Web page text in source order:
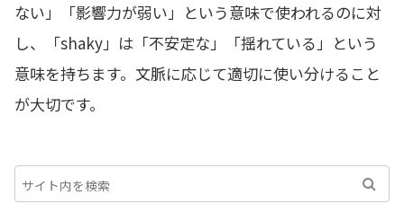
ない」「影響力が弱い」という意味で使われるのに対
し、「shaky」は「不安定な」「揺れている」という
意味を持ちます。文脈に応じて適切に使い分けること
が大切です。